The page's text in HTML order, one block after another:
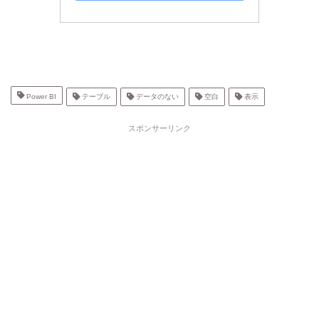
Power BI テーブル データのない 空白 表示
スポンサーリンク